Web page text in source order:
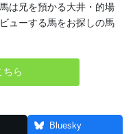
は兄を預かる大井・的場
ューする馬をお探しの馬
ちら
Bluesky